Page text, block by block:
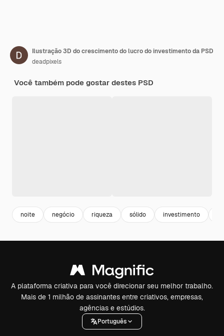
Ilustração 3D do crescimento do lucro do investimento da PSD
deadpixels
Você também pode gostar destes PSD
noite negócio riqueza sólido investimento
A plataforma criativa para você direcionar seu melhor trabalho.
Mais de 1 milhão de assinantes entre criativos, empresas,
agências e estúdios.
Português